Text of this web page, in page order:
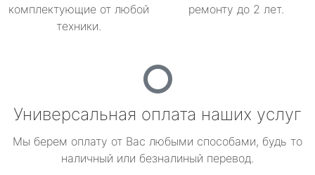
комплектующие от любой
техники.
ремонту до 2 лет.
Универсальная оплата наших услуг
Мы берем оплату от Вас любыми способами, будь то
наличный или безналиный перевод.